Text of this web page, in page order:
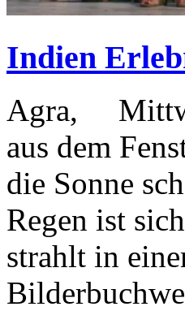
Indien
Agra,
aus dem
die Sonne
Regen ist
strahlt in